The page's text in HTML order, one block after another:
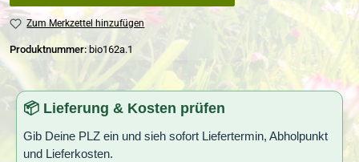
Zum Merkzettel hinzufügen
Produktnummer: bio162a.1
📦 Lieferung & Kosten prüfen
Gib Deine PLZ ein und sieh sofort Liefertermin, Abholpunkt
und Lieferkosten.